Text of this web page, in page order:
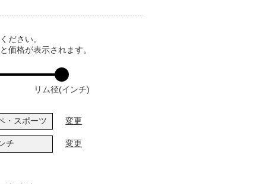
ださい。
価格が表示されます。
リム径(インチ)
・スポーツ 変更
チ 変更